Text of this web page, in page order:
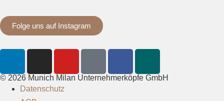
Folge uns auf Instagram
© 2026 Munich Milan Unternehmerköpfe GmbH
Datenschutz